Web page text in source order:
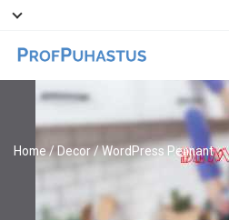
Home / Decor/ WordPress Pennant